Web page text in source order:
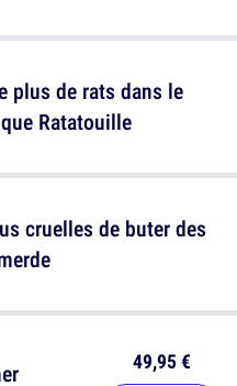
cruelles de buter des
plus de rats dans le
Ratatouille
49,95 €